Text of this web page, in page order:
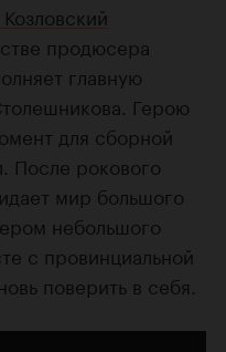
продюсера
главную
Герою
для сборной
После рокового
мир большого
небольшого
с провинциальной
поверить в себя.